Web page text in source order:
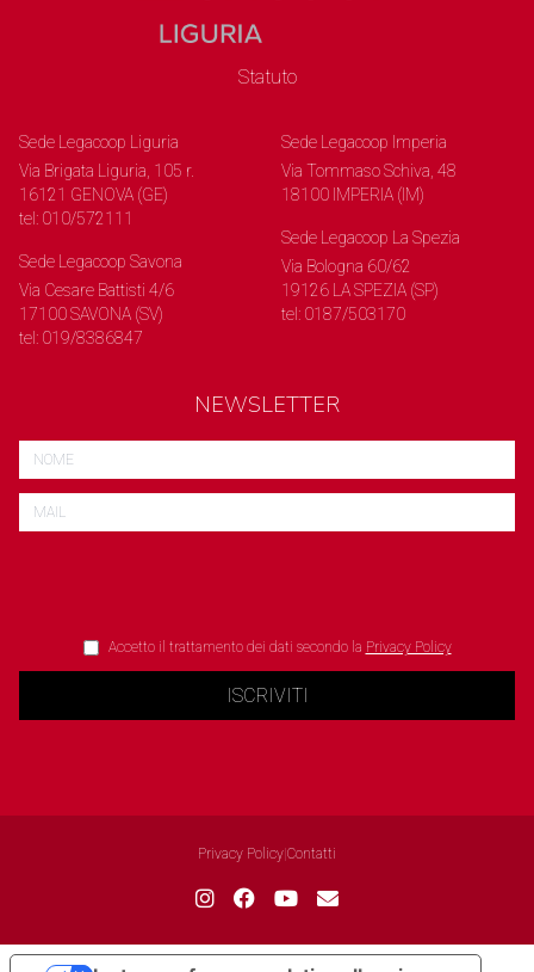
Statuto
Sede Legacoop Liguria
Via Brigata Liguria, 105 r.
16121 GENOVA (GE)
tel: 010/572111
Sede Legacoop Savona
Via Cesare Battisti 4/6
17100 SAVONA (SV)
tel: 019/8386847
Sede Legacoop Imperia
Via Tommaso Schiva, 48
18100 IMPERIA (IM)
Sede Legacoop La Spezia
Via Bologna 60/62
19126 LA SPEZIA (SP)
tel: 0187/503170
NEWSLETTER
Accetto il trattamento dei dati secondo la Privacy Policy
ISCRIVITI
Privacy Policy Contatti